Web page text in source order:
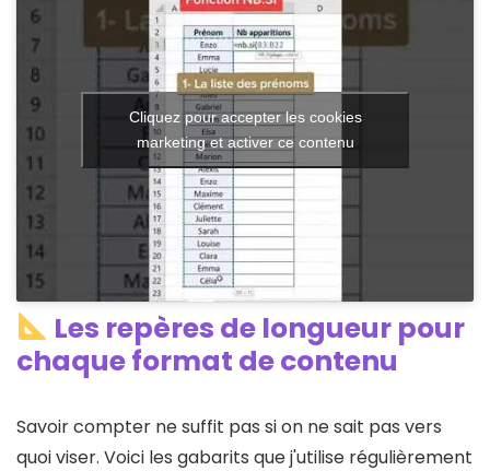
Cliquez pour accepter les cookies
marketing et activer ce contenu
Les repères de longueur pour
chaque format de contenu
Savoir compter ne suffit pas si on ne sait pas vers
quoi viser. Voici les gabarits que j'utilise régulièrement